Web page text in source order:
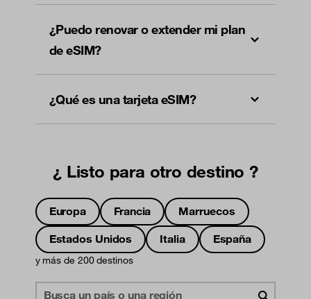
¿Puedo renovar o extender mi plan
de eSIM?
¿Qué es una tarjeta eSIM?
¿ Listo para otro destino ?
Europa Francia
Marruecos
Estados Unidos
Italia España
y más de 200 destinos